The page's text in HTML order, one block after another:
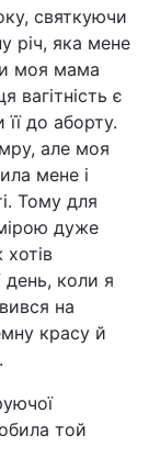
святкуючи
річ, яка мене
моя мама
вагітність є
до аборту.
але моя
мене і
Тому для
дуже
день, коли я
на
красу й
той